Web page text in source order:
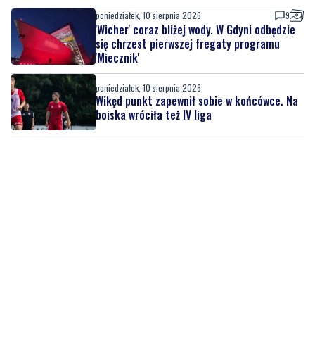
poniedziałek, 10 sierpnia 2026 9
'Wicher' coraz bliżej wody. W Gdyni odbędzie
się chrzest pierwszej fregaty programu
'Miecznik'
poniedziałek, 10 sierpnia 2026
Wikęd punkt zapewnił sobie w końcówce. Na
boiska wróciła też IV liga